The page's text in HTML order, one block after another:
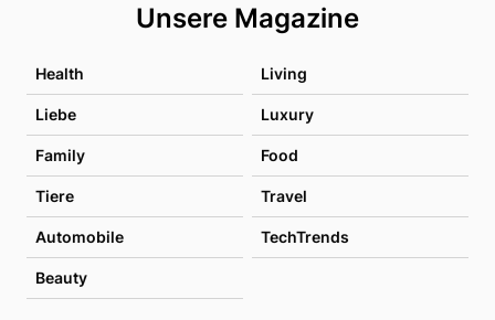
Unsere Magazine
Health Living
Liebe Luxury
Family Food
Tiere Travel
Automobile TechTrends
Beauty